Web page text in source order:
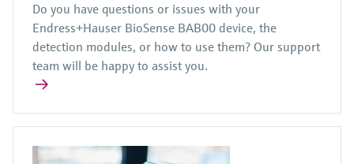
Do you have questions or issues with your
Endress+Hauser BioSense BAB00 device, the
detection modules, or how to use them? Our support
team will be happy to assist you.